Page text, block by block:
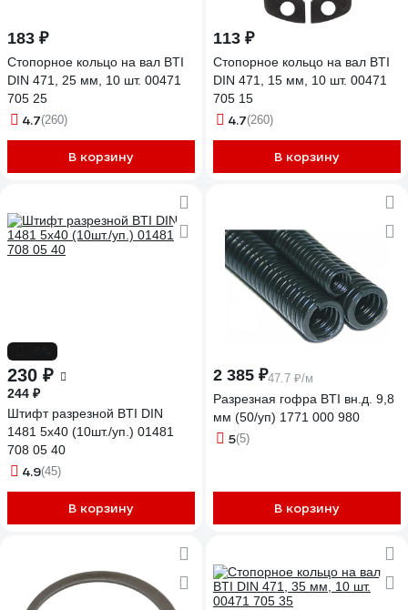
183 ₽
Стопорное кольцо на вал BTI
DIN 471, 25 мм, 10 шт. 00471
705 25
4.7(260)
В корзину
113 ₽
Стопорное кольцо на вал BTI
DIN 471, 15 мм, 10 шт. 00471
705 15
4.7(260)
В корзину
230 ₽
244 ₽
Штифт разрезной BTI DIN
1481 5x40 (10шт./уп.) 01481
708 05 40
4.9(45)
В корзину
2 385 ₽47.7 ₽/м
Разрезная гофра BTI вн.д. 9,8
мм (50/уп) 1771 000 980
5(5)
В корзину